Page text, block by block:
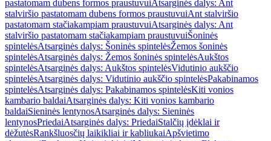
pastatomam dubens formos praustuvuiAtsarginės dalys: Ant
stalviršio pastatomam dubens formos praustuvuiAnt stalviršio
pastatomam stačiakampiam praustuvuiAtsarginės dalys: Ant
stalviršio pastatomam stačiakampiam praustuvuiŠoninės
spintelėsAtsarginės dalys: Šoninės spintelėsŽemos šoninės
spintelėsAtsarginės dalys: Žemos šoninės spintelėsAukštos
spintelėsAtsarginės dalys: Aukštos spintelėsVidutinio aukščio
spintelėsAtsarginės dalys: Vidutinio aukščio spintelėsPakabinamos
spintelėsAtsarginės dalys: Pakabinamos spintelėsKiti vonios
kambario baldaiAtsarginės dalys: Kiti vonios kambario
baldaiSieninės lentynosAtsarginės dalys: Sieninės
lentynosPriedaiAtsarginės dalys: PriedaiStalčių įdėklai ir
dėžutėsRankšluosčių laikikliai ir kabliukaiApšvietimo